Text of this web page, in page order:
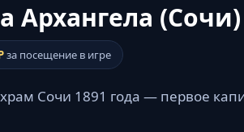
Архангела (Сочи)
за посещение в игре
Сочи 1891 года — первое